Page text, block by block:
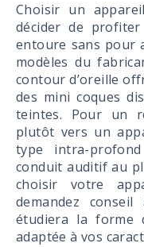
Choisir un
décider de
entoure sans pour
modèles du
contour d’oreille
des mini coques
teintes. Pour un
plutôt vers un
type intra-
conduit auditif au
choisir votre
demandez
étudiera la forme
adaptée à vos